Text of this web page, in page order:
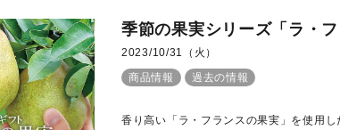
季節の果実シリーズ「ラ・
2023/10/31（火）
商品情報
過去の情報
香り高い「ラ・フランスの果実」を使用